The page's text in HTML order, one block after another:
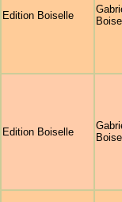
Edition Boiselle
Edition Boiselle